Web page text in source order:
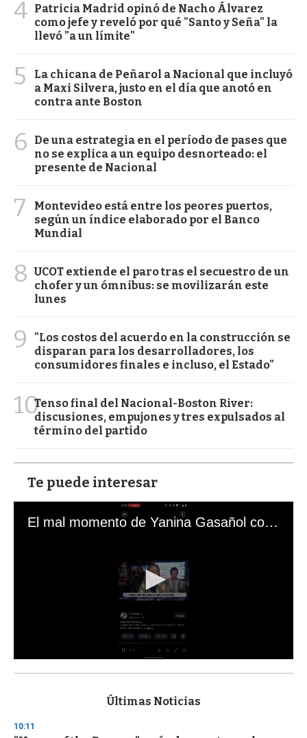
4 Patricia Madrid opinó de Nacho Álvarez
como jefe y reveló por qué "Santo y Seña" la
llevó "a un límite"
5
La chicana de Peñarol a Nacional que incluyó
a Maxi Silvera, justo en el día que anotó en
contra ante Boston
6
De una estrategia en el período de pases que
no se explica a un equipo desnorteado: el
presente de Nacional
7
Montevideo está entre los peores puertos,
según un índice elaborado por el Banco
Mundial
8 UCOT extiende el paro tras el secuestro de un
chofer y un ómnibus: se movilizarán este
lunes
9
"Los costos del acuerdo en la construcción se
disparan para los desarrolladores, los
consumidores finales e incluso, el Estado"
10Tenso final del Nacional-Boston River:
discusiones, empujones y tres expulsados al
término del partido
Te puede interesar
El mal momento de Yanina Gasañol con un hincha argentino en "Subrayado"
s
d
Últimas Noticias
10:11